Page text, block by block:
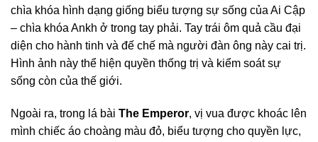
chìa khóa hình dạng giống biểu tượng sự sống của Ai Cập
– chìa khóa Ankh ở trong tay phải. Tay trái ôm quả cầu đại
diện cho hành tinh và đế chế mà người đàn ông này cai trị.
Hình ảnh này thể hiện quyền thống trị và kiểm soát sự
sống còn của thế giới.
Ngoài ra, trong lá bài The Emperor, vị vua được khoác lên
mình chiếc áo choàng màu đỏ, biểu tượng cho quyền lực,